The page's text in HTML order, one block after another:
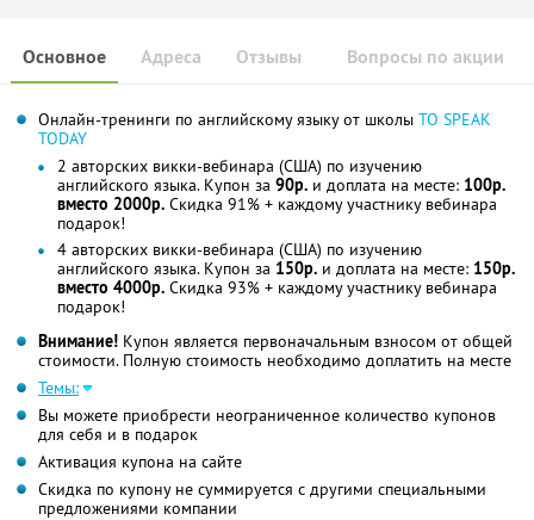
Основное Отзывы Вопросы по акции
Адреса
Онлайн-тренинги по английскому языку от школы TO SPEAK
TODAY
2 авторских викки-вебинара (США) по изучению
английского языка. Купон за 90р. и доплата на месте: 100р.
вместо 2000р. Скидка 91% + каждому участнику вебинара
подарок!
4 авторских викки-вебинара (США) по изучению
английского языка. Купон за 150р. и доплата на месте: 150р.
вместо 4000р. Скидка 93% + каждому участнику вебинара
подарок!
Внимание! Купон является первоначальным взносом от общей
стоимости. Полную стоимость необходимо доплатить на месте
Темы:
Вы можете приобрести неограниченное количество купонов
для себя и в подарок
Активация купона на сайте
Скидка по купону не суммируется с другими специальными
предложениями компании